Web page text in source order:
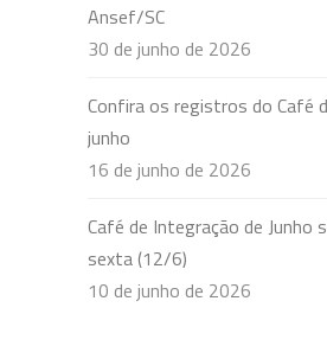
Ansef/SC
30 de junho de 2026
Confira os registros do Café
junho
16 de junho de 2026
Café de Integração de Junho
sexta (12/6)
10 de junho de 2026